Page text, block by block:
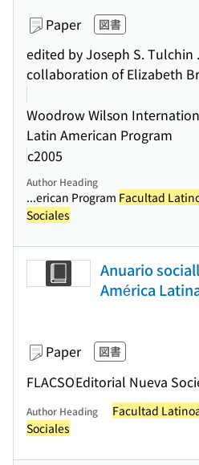
Paper 図書
edited by Joseph S. Tulchin
collaboration of Elizabeth
Woodrow Wilson
Latin American Program
c2005
Author Heading
...erican Program Facultad
Sociales
Anuario
América
Paper 図書
FLACSOEditorial Nueva
Author Heading
Facultad
Sociales